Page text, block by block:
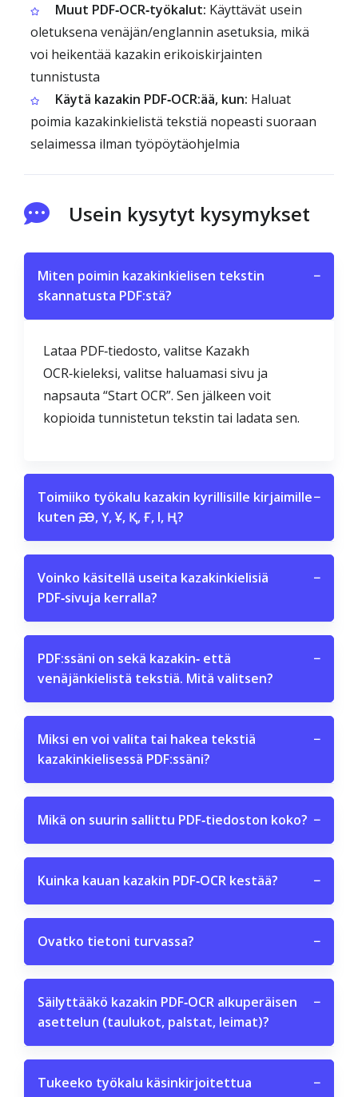
Muut PDF‑OCR‑työkalut: Käyttävät usein
oletuksena venäjän/englannin asetuksia, mikä
voi heikentää kazakin erikoiskirjainten
tunnistusta
Käytä kazakin PDF‑OCR:ää, kun: Haluat
poimia kazakinkielistä tekstiä nopeasti suoraan
selaimessa ilman työpöytäohjelmia
Usein kysytyt kysymykset
Miten poimin kazakinkielisen tekstin
skannatusta PDF:stä?
−
Lataa PDF‑tiedosto, valitse Kazakh
OCR‑kieleksi, valitse haluamasi sivu ja
napsauta “Start OCR”. Sen jälkeen voit
kopioida tunnistetun tekstin tai ladata sen.
Toimiiko työkalu kazakin kyrillisille kirjaimille
kuten Ә, Ө, Ү, Ұ, Қ, Ғ, І, Ң?
−
Voinko käsitellä useita kazakinkielisiä
PDF‑sivuja kerralla?
−
PDF:ssäni on sekä kazakin‑ että
venäjänkielistä tekstiä. Mitä valitsen?
−
Miksi en voi valita tai hakea tekstiä
kazakinkielisessä PDF:ssäni?
−
Mikä on suurin sallittu PDF‑tiedoston koko? −
Kuinka kauan kazakin PDF‑OCR kestää? −
Ovatko tietoni turvassa? −
Säilyttääkö kazakin PDF‑OCR alkuperäisen
asettelun (taulukot, palstat, leimat)?
−
Tukeeko työkalu käsinkirjoitettua
−